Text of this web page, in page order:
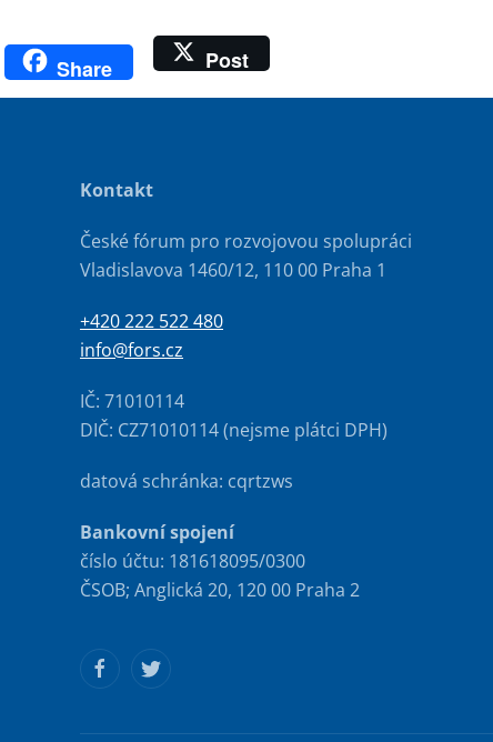
Share Post
Kontakt
České fórum pro rozvojovou spolupráci
Vladislavova 1460/12, 110 00 Praha 1
+420 222 522 480
info@fors.cz
IČ: 71010114
DIČ: CZ71010114 (nejsme plátci DPH)
datová schránka: cqrtzws
Bankovní spojení
číslo účtu: 181618095/0300
ČSOB; Anglická 20, 120 00 Praha 2